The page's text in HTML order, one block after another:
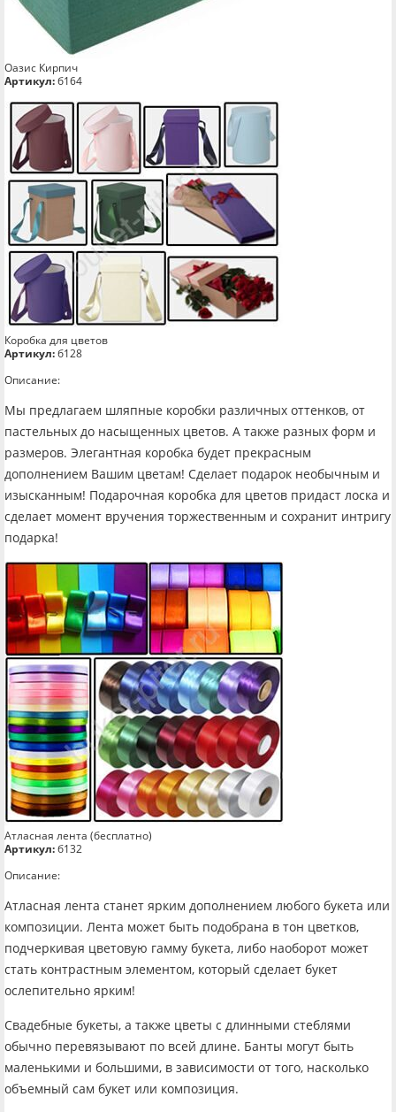
Оазис Кирпич
Артикул:б164
Коробка для цветов
Артикул:б128
Описание:
Мы предлагаем шляпные коробки различных оттенков, от
пастельных до насыщенных цветов. А также разных форм и
размеров. Элегантная коробка будет прекрасным
дополнением Вашим цветам! Сделает подарок необычным и
изысканным! Подарочная коробка для цветов придаст лоска и
сделает момент вручения торжественным и сохранит интригу
подарка!
Атласная лента (бесплатно)
Артикул:б132
Описание:
Атласная лента станет ярким дополнением любого букета или
композиции. Лента может быть подобрана в тон цветков,
подчеркивая цветовую гамму букета, либо наоборот может
стать контрастным элементом, который сделает букет
ослепительно ярким!
Свадебные букеты, а также цветы с длинными стеблями
обычно перевязывают по всей длине. Банты могут быть
маленькими и большими, в зависимости от того, насколько
объемный сам букет или композиция.